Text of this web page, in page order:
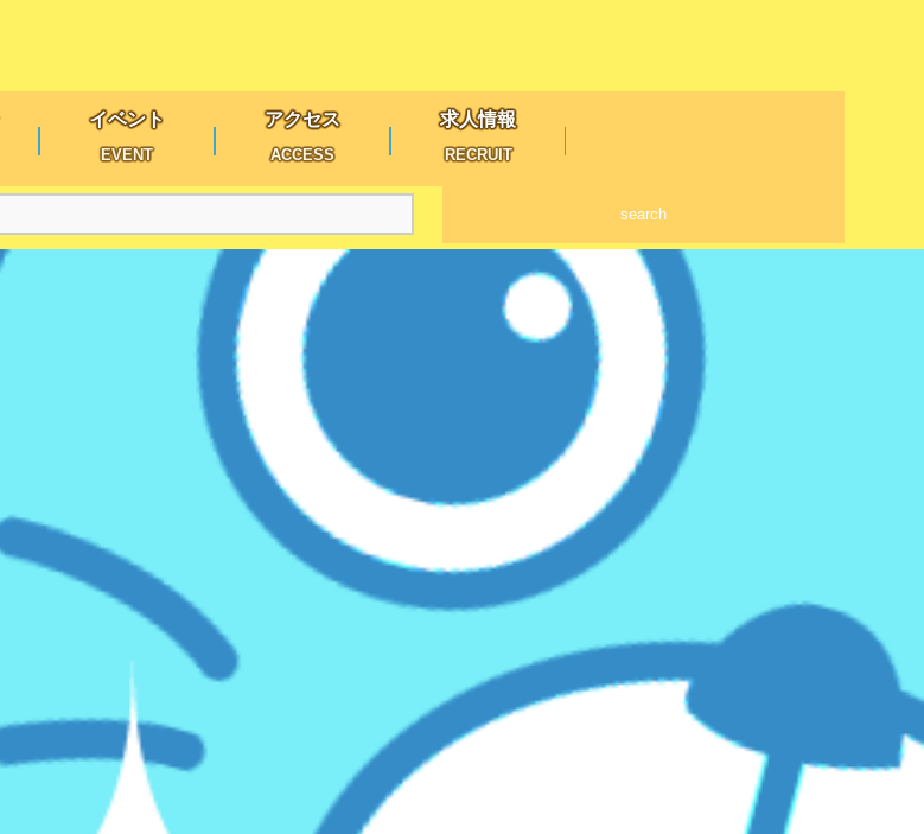
イベント
EVENT
アクセス
ACCESS
求人情報
RECRUIT
search